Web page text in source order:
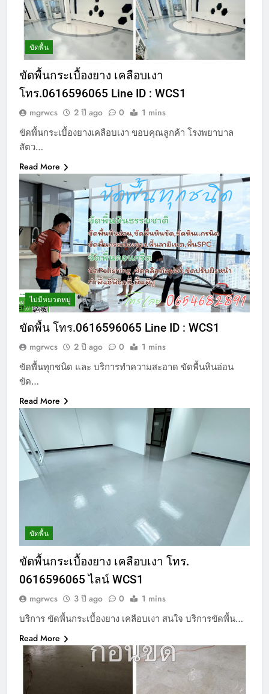
ขัดพื้น
ขัดพื้นกระเบื้องยาง เคลือบเงา
โทร.0616596065 Line ID : WCS1
mgrwcs 2 ปี ago 0 1 mins
ขัดพื้นกระเบื้องยางเคลือบเงา ขอบคุณลูกค้า โรงพยาบาล
สัตว…
Read More
ไม่มีหมวดหมู่
ขัดพื้น โทร.0616596065 Line ID : WCS1
mgrwcs 2 ปี ago 0 1 mins
ขัดพื้นทุกชนิด และ บริการทำความสะอาด ขัดพื้นหินอ่อน
ขัด…
Read More
ขัดพื้น
ขัดพื้นกระเบื้องยาง เคลือบเงา โทร.
0616596065 ไลน์ WCS1
mgrwcs 3 ปี ago 0 1 mins
บริการ ขัดพื้นกระเบื้องยาง เคลือบเงา สนใจ บริการขัดพื้น…
Read More